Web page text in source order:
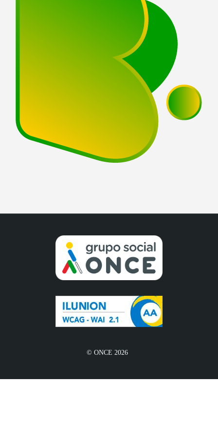
© ONCE 2026